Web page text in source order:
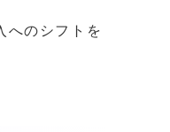
へのシフトを